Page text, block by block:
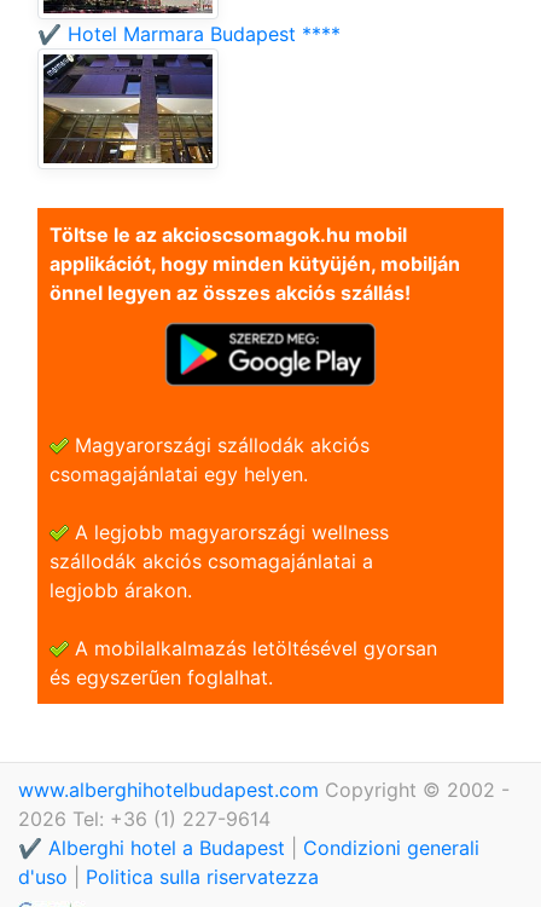
✔️ Hotel Marmara Budapest ****
Töltse le az akcioscsomagok.hu mobil
applikációt, hogy minden kütyüjén, mobilján
önnel legyen az összes akciós szállás!
Magyarországi szállodák akciós
csomagajánlatai egy helyen.
A legjobb magyarországi wellness
szállodák akciós csomagajánlatai a
legjobb árakon.
A mobilalkalmazás letöltésével gyorsan
és egyszerũen foglalhat.
www.alberghihotelbudapest.com Copyright © 2002 -
2026 Tel: +36 (1) 227-9614
✔️ Alberghi hotel a Budapest
Condizioni generali
d'uso
Politica sulla riservatezza